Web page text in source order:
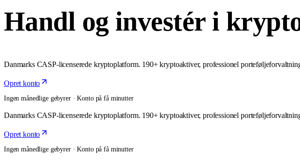
Handl og investér i
Danmarks CASP-licenserede kryptoplatform. 190+ kryptoaktiver, professionel
Opret konto
Ingen månedlige gebyrer · Konto på få minutter
Danmarks CASP-licenserede kryptoplatform. 190+ kryptoaktiver, professionel
Opret konto
Ingen månedlige gebyrer · Konto på få minutter